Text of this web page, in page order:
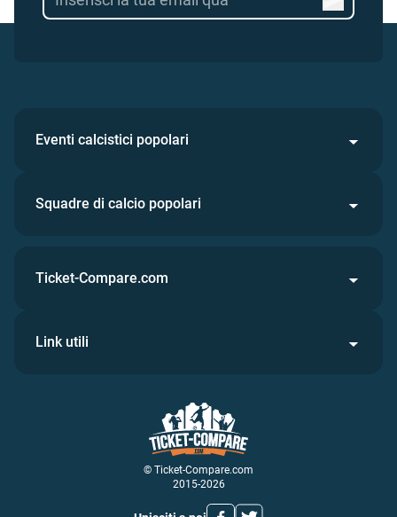
Eventi calcistici popolari
Squadre di calcio popolari
© Ticket-Compare.com
2015-2026
Ticket-Compare.com
Link utili